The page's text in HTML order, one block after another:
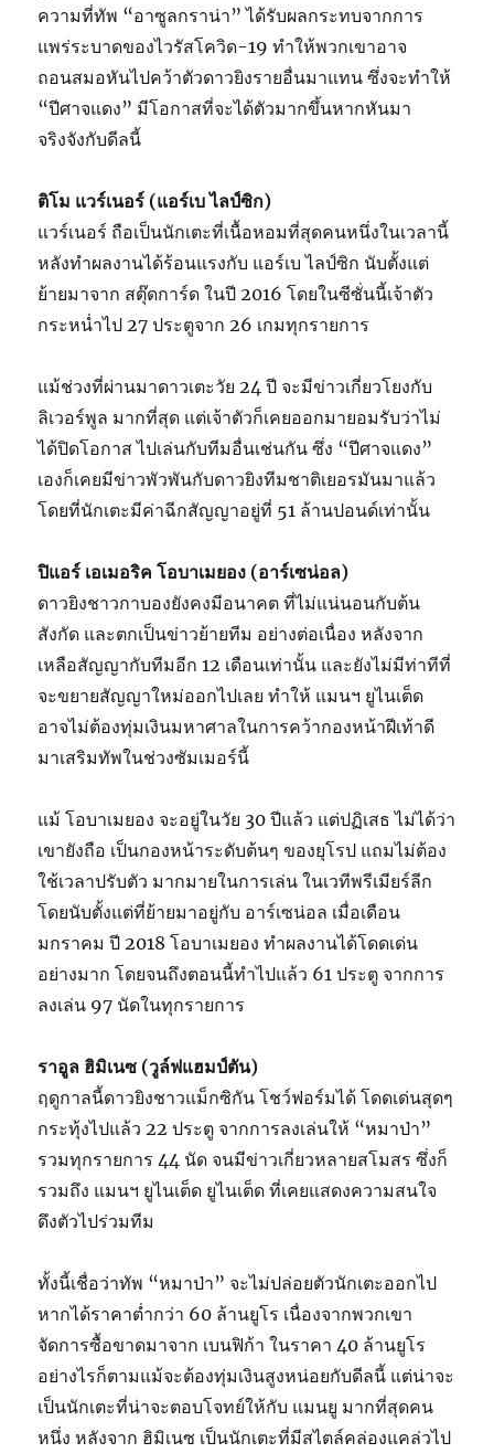
ความที่ทัพ “อาซูลกราน่า” ได้รับผลกระทบจากการ
แพร่ระบาดของไวรัสโควิด-19 ทำให้พวกเขาอาจ
ถอนสมอหันไปคว้าตัวดาวยิงรายอื่นมาแทน ซึ่งจะทำให้
“ปีศาจแดง” มีโอกาสที่จะได้ตัวมากขึ้นหากหันมา
จริงจังกับดีลนี้
ติโม แวร์เนอร์ (แอร์เบ ไลป์ซิก)
แวร์เนอร์ ถือเป็นนักเตะที่เนื้อหอมที่สุดคนหนึ่งในเวลานี้
หลังทำผลงานได้ร้อนแรงกับ แอร์เบ ไลป์ซิก นับตั้งแต่
ย้ายมาจาก สตุ๊ดการ์ด ในปี 2016 โดยในซีซั่นนี้เจ้าตัว
กระหน่ำไป 27 ประตูจาก 26 เกมทุกรายการ
แม้ช่วงที่ผ่านมาดาวเตะวัย 24 ปี จะมีข่าวเกี่ยวโยงกับ
ลิเวอร์พูล มากที่สุด แต่เจ้าตัวก็เคยออกมายอมรับว่าไม่
ได้ปิดโอกาส ไปเล่นกับทีมอื่นเช่นกัน ซึ่ง “ปีศาจแดง”
เองก็เคยมีข่าวพัวพันกับดาวยิงทีมชาติเยอรมันมาแล้ว
โดยที่นักเตะมีค่าฉีกสัญญาอยู่ที่ 51 ล้านปอนด์เท่านั้น
ปิแอร์ เอเมอริค โอบาเมยอง (อาร์เซน่อล)
ดาวยิงชาวกาบองยังคงมีอนาคต ที่ไม่แน่นอนกับต้น
สังกัด และตกเป็นข่าวย้ายทีม อย่างต่อเนื่อง หลังจาก
เหลือสัญญากับทีมอีก 12 เดือนเท่านั้น และยังไม่มีท่าทีที่
จะขยายสัญญาใหม่ออกไปเลย ทำให้ แมนฯ ยูไนเต็ด
อาจไม่ต้องทุ่มเงินมหาศาลในการคว้ากองหน้าฝีเท้าดี
มาเสริมทัพในช่วงซัมเมอร์นี้
แม้ โอบาเมยอง จะอยู่ในวัย 30 ปีแล้ว แต่ปฏิเสธ ไม่ได้ว่า
เขายังถือ เป็นกองหน้าระดับต้นๆ ของยุโรป แถมไม่ต้อง
ใช้เวลาปรับตัว มากมายในการเล่น ในเวทีพรีเมียร์ลีก
โดยนับตั้งแต่ที่ย้ายมาอยู่กับ อาร์เซน่อล เมื่อเดือน
มกราคม ปี 2018 โอบาเมยอง ทำผลงานได้โดดเด่น
อย่างมาก โดยจนถึงตอนนี้ทำไปแล้ว 61 ประตู จากการ
ลงเล่น 97 นัดในทุกรายการ
ราอูล ฮิมิเนซ (วูล์ฟแฮมป์ตัน)
ฤดูกาลนี้ดาวยิงชาวแม็กซิกัน โชว์ฟอร์มได้ โดดเด่นสุดๆ
กระทุ้งไปแล้ว 22 ประตู จากการลงเล่นให้ “หมาป่า”
รวมทุกรายการ 44 นัด จนมีข่าวเกี่ยวหลายสโมสร ซึ่งก็
รวมถึง แมนฯ ยูไนเต็ด ยูไนเต็ด ที่เคยแสดงความสนใจ
ดึงตัวไปร่วมทีม
ทั้งนี้เชื่อว่าทัพ “หมาป่า” จะไม่ปล่อยตัวนักเตะออกไป
หากได้ราคาต่ำกว่า 60 ล้านยูโร เนื่องจากพวกเขา
จัดการซื้อขาดมาจาก เบนฟิก้า ในราคา 40 ล้านยูโร
อย่างไรก็ตามแม้จะต้องทุ่มเงินสูงหน่อยกับดีลนี้ แต่น่าจะ
เป็นนักเตะที่น่าจะตอบโจทย์ให้กับ แมนยู มากที่สุดคน
หนึ่ง หลังจาก ฮิมิเนซ เป็นนักเตะที่มีสไตล์คล่องแคล่วไป